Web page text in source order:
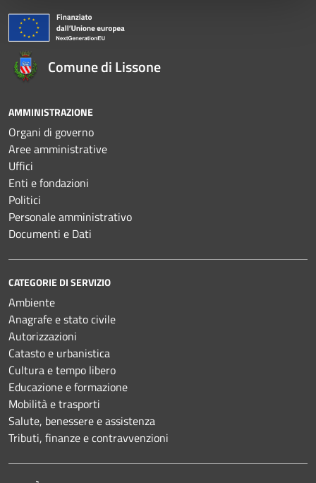
Comune di Lissone
AMMINISTRAZIONE
Organi di governo
Aree amministrative
Uffici
Enti e fondazioni
Politici
Personale amministrativo
Documenti e Dati
CATEGORIE DI SERVIZIO
Ambiente
Anagrafe e stato civile
Autorizzazioni
Catasto e urbanistica
Cultura e tempo libero
Educazione e formazione
Mobilità e trasporti
Salute, benessere e assistenza
Tributi, finanze e contravvenzioni